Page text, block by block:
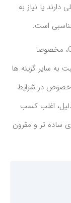
دارند یا نیاز به
است.
با این حال، باید در نظر داشت که استفاده از CDN، مخصوصا
به سایر گزینه ها
خصوص در شرایط
اغلب کسب
ساده تر و مقرون